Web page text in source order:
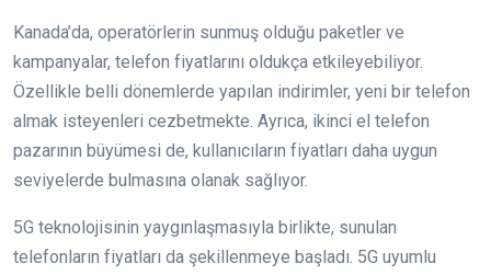
Kanada’da, operatörlerin sunmuş olduğu paketler ve
kampanyalar, telefon fiyatlarını oldukça etkileyebiliyor.
Özellikle belli dönemlerde yapılan indirimler, yeni bir telefon
almak isteyenleri cezbetmekte. Ayrıca, ikinci el telefon
pazarının büyümesi de, kullanıcıların fiyatları daha uygun
seviyelerde bulmasına olanak sağlıyor.
5G teknolojisinin yaygınlaşmasıyla birlikte, sunulan
telefonların fiyatları da şekillenmeye başladı. 5G uyumlu